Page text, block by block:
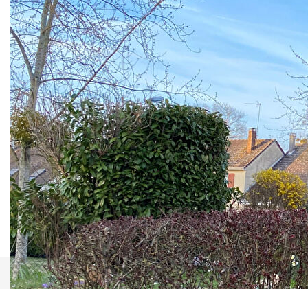
Description
Réf : 9807
Réf. 9807. CHALONS SECTEUR RECHERCHE. Venez
découvrir ce pavillon de 90 m² sur sous-sol intégral
composé d'une cuisine, d'une salon/séjour, d'une belle
terrasse avec pergola et de ses 3 chambres à l'étage.
Proche de toutes commodités, il saura aussi vous séduire
grâce à son beau jardin et son accès rapide aux espaces
verts environnants. A découvrir !
Nos honoraires Nous contacter
Imprimer